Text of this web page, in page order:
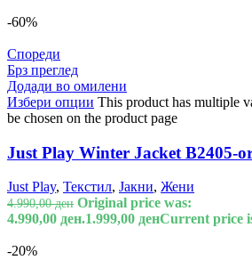
-60%
Спореди
Брз преглед
Додади во омилени
Избери опции This product has multiple
be chosen on the product page
Just Play Winter Jacket B2405-
Just Play, Текстил, Јакни, Жени
4.990,00ден Original price was:
4.990,00 ден.1.999,00 денCurrent price
-20%